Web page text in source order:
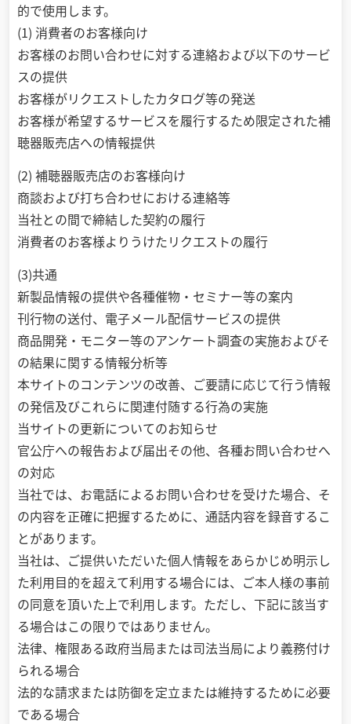
的で使用します。
(1) 消費者のお客様向け
お客様のお問い合わせに対する連絡および以下のサービ
スの提供
お客様がリクエストしたカタログ等の発送
お客様が希望するサービスを履行するため限定された補
聴器販売店への情報提供
(2) 補聴器販売店のお客様向け
商談および打ち合わせにおける連絡等
当社との間で締結した契約の履行
消費者のお客様よりうけたリクエストの履行
(3)共通
新製品情報の提供や各種催物・セミナー等の案内
刊行物の送付、電子メール配信サービスの提供
商品開発・モニター等のアンケート調査の実施およびそ
の結果に関する情報分析等
本サイトのコンテンツの改善、ご要請に応じて行う情報
の発信及びこれらに関連付随する行為の実施
当サイトの更新についてのお知らせ
官公庁への報告および届出その他、各種お問い合わせへ
の対応
当社では、お電話によるお問い合わせを受けた場合、そ
の内容を正確に把握するために、通話内容を録音するこ
とがあります。
当社は、ご提供いただいた個人情報をあらかじめ明示し
た利用目的を超えて利用する場合には、ご本人様の事前
の同意を頂いた上で利用します。ただし、下記に該当す
る場合はこの限りではありません。
法律、権限ある政府当局または司法当局により義務付け
られる場合
法的な請求または防御を定立または維持するために必要
である場合